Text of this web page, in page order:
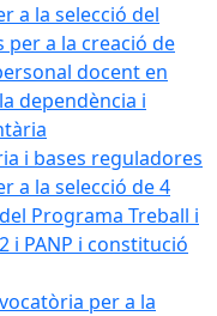
a la selecció del
per a la creació de
docent en
dependència i
i bases reguladores
a la selecció de 4
Programa Treball i
i PANP i constitució
per a la